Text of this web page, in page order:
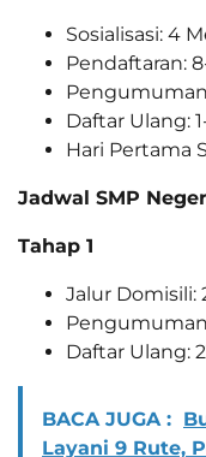
Sosialisasi: 4
Pendaftaran:
Daftar Ulang:
Hari Pertama
Jadwal SMP
Tahap 1
Jalur Domisili:
Daftar Ulang:
BACA JUGA :
Layani 9 Rute,